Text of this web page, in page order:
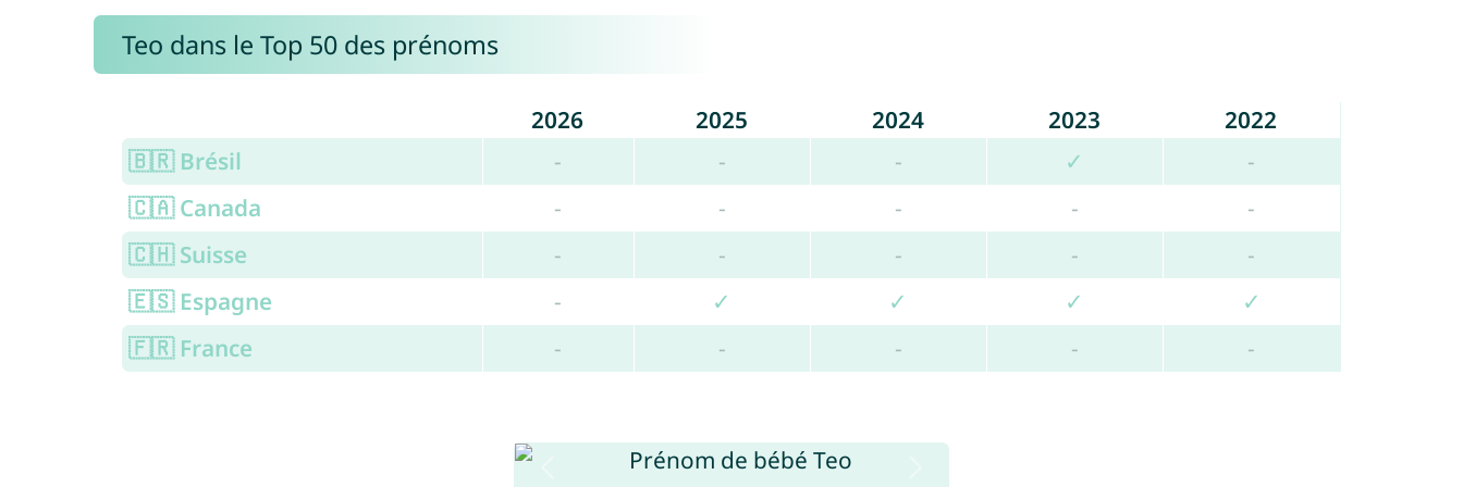
Teo dans le Top 50 des prénoms
2026 2025 2024 2023
2022
🇧🇷 Brésil
- - - ✓
-
🇨🇦 Canada
- - - -
-
🇨🇭 Suisse
- - - -
-
🇪🇸 Espagne
- ✓ ✓ ✓
✓
🇫🇷 France
- - - - -